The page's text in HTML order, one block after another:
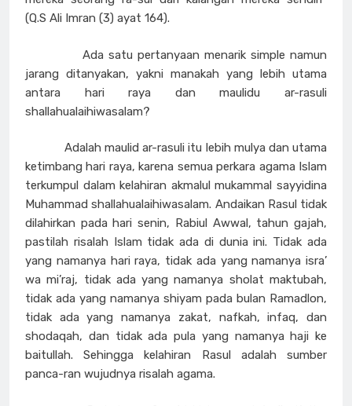
(Q.S Ali Imran (3) ayat 164).
Ada satu pertanyaan menarik simple namun
jarang ditanyakan, yakni manakah yang lebih utama
antara hari raya dan maulidu ar-rasuli
shallahualaihiwasalam?
Adalah maulid ar-rasuli itu lebih mulya dan utama
ketimbang hari raya, karena semua perkara agama Islam
terkumpul dalam kelahiran akmalul mukammal sayyidina
Muhammad shallahualaihiwasalam. Andaikan Rasul tidak
dilahirkan pada hari senin, Rabiul Awwal, tahun gajah,
pastilah risalah Islam tidak ada di dunia ini. Tidak ada
yang namanya hari raya, tidak ada yang namanya isra’
wa mi’raj, tidak ada yang namanya sholat maktubah,
tidak ada yang namanya shiyam pada bulan Ramadlon,
tidak ada yang namanya zakat, nafkah, infaq, dan
shodaqah, dan tidak ada pula yang namanya haji ke
baitullah. Sehingga kelahiran Rasul adalah sumber
panca-ran wujudnya risalah agama.